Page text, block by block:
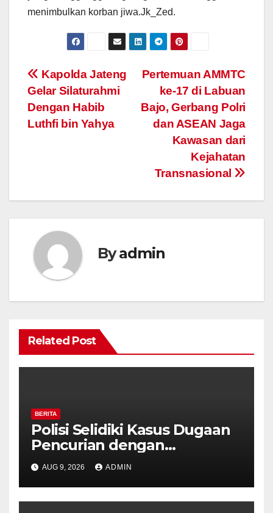
menimbulkan korban jiwa.Jk_Zed.
Post
navigation
Pertemuan AMMTC
ke-17 di Labuan
Bajo, Gerbang Polri
dan ASEAN Jaga
Kawasan dari
Kejahatan
Transnasional
Kapolda Jateng
Gelar Silaturahmi
Dengan Habib
Luthfi bin Yahya
Byadmin
Related Post
BERITA
Polisi Selidiki Kasus Dugaan
Pencurian dengan
Kekerasan di Counter HP
Royal Phone Ambarawa.
AUG 9, 2026 ADMIN